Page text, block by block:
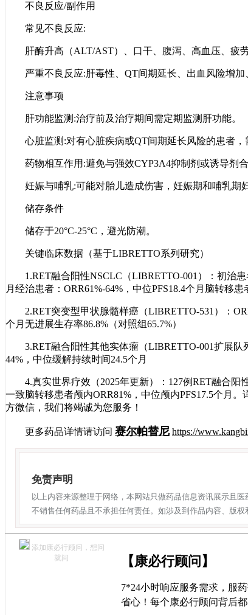
不良反应/副作用
常见不良反应:
肝酶升高（ALT/AST）、口干、腹泻、高血压、疲
严重不良反应:肝毒性、QT间期延长、出血风险增加
注意事项
肝功能监测:治疗前及治疗期间需定期监测肝功能。
心脏监测:对有心脏疾病或QT间期延长风险的患者，
药物相互作用:避免与强效CYP3A4抑制剂或诱导剂合
妊娠与哺乳:可能对胎儿造成伤害，妊娠期和哺乳期妇
储存条件
储存于20°C-25°C，避光防潮。
关键临床数据（基于LIBRETTO系列研究）
1.RET融合阳性NSCLC（LIBRETTO-001）：初治患
月经治患者：ORR61%-64%，中位PFS18.4个月脑转移
2.RET突变型甲状腺髓样癌（LIBRETTO-531）：
个月无进展生存率86.8%（对照组65.7%）
3.RET融合阳性其他实体瘤（LIBRETTO-001扩展队
44%，中位缓解持续时间24.5个月
4.真实世界疗效（2025年更新）：127例RET融合阳
一致脑转移患者颅内ORR81%，中位颅内PFS17.5个月
方微信，我们将竭诚为您服务！
更多药品详情请访问 赛尔帕替尼 https://
免责声明
以上内容来源整理于网络，本网站只做药品信息资讯展示且
不销售任何药品且不承担任何责任。如涉及到作品内容、版
添加康必行顾问，想问
就问
【康必行顾问】
7*24小时响应服务需求，服
省心！每个康必行顾问背后